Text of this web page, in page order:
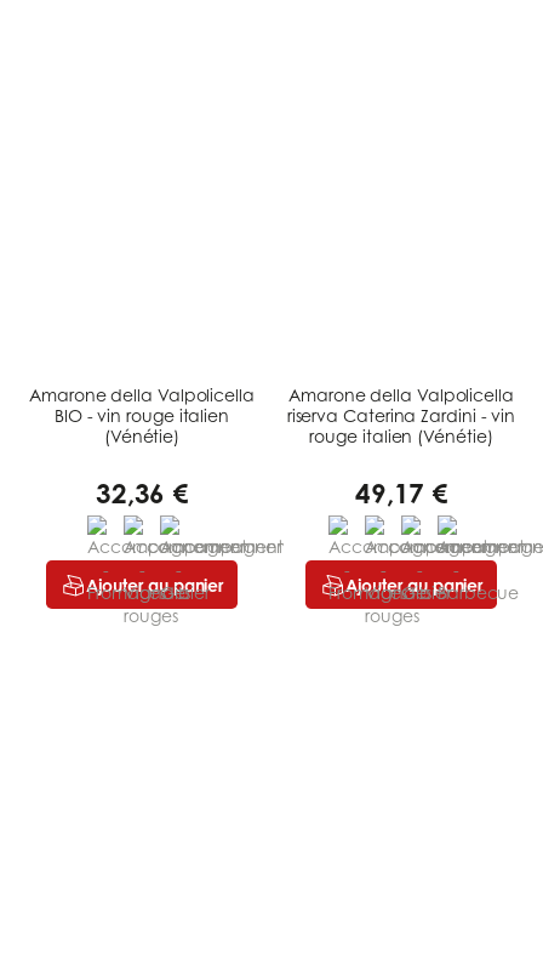
Amarone della Valpolicella
BIO - vin rouge italien
(Vénétie)
32,36 €
Ajouter au panier
Amarone della Valpolicella
riserva Caterina Zardini - vin
rouge italien (Vénétie)
49,17 €
Ajouter au panier